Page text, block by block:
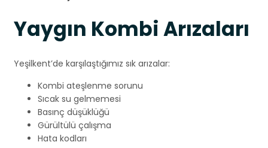
Yaygın Kombi Arızaları
Yeşilkent’de karşılaştığımız sık arızalar:
Kombi ateşlenme sorunu
Sıcak su gelmemesi
Basınç düşüklüğü
Gürültülü çalışma
Hata kodları